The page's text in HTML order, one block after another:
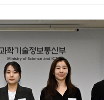
코히어, 통제
원…“韓이 아
앤트로픽·오
가 통제 벗어